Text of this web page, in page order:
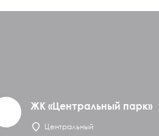
ЖК «Центральный парк»
Центральный